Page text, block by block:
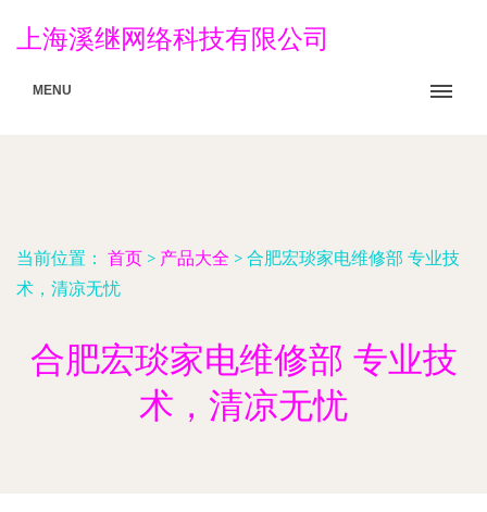
上海溪继网络科技有限公司
MENU
当前位置： 首页 > 产品大全 > 合肥宏琰家电维修部 专业技
术，清凉无忧
合肥宏琰家电维修部 专业技
术，清凉无忧